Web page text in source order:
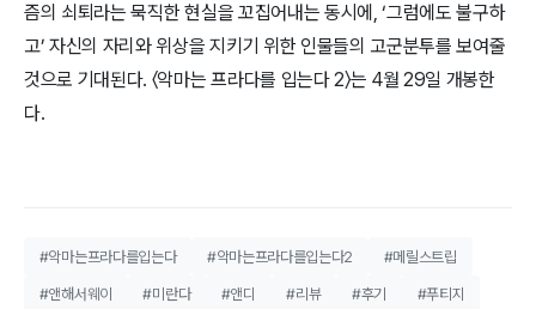
즘의 쇠퇴라는 묵직한 현실을 꼬집어내는 동시에, ‘그럼에도 불구하
고’ 자신의 자리와 위상을 지키기 위한 인물들의 고군분투를 보여줄
것으로 기대된다. 〈악마는 프라다를 입는다 2〉는 4월 29일 개봉한
다.
#악마는프라다를입는다 #악마는프라다를입는다2 #메릴스트립
#앤해서웨이 #미란다 #앤디 #리뷰 #후기 #푸티지